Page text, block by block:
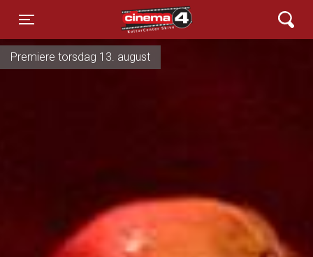
Toggle navigation
Cinema4
Premiere torsdag 13. august